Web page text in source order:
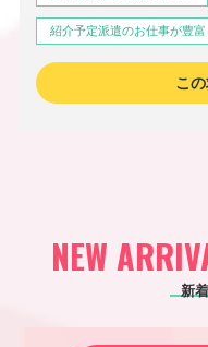
紹介予定派遣のお仕事が豊富
こ
NEW
新